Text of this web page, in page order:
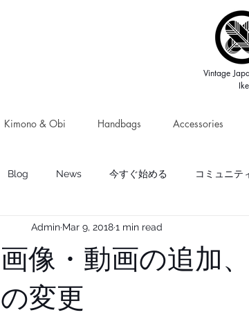
Vintage
Kimono & Obi Handbags Accessories
Blog News 今すぐ始める コミュニテ
画像・動画の追加
の変更
Admin Mar 9, 20181 min read